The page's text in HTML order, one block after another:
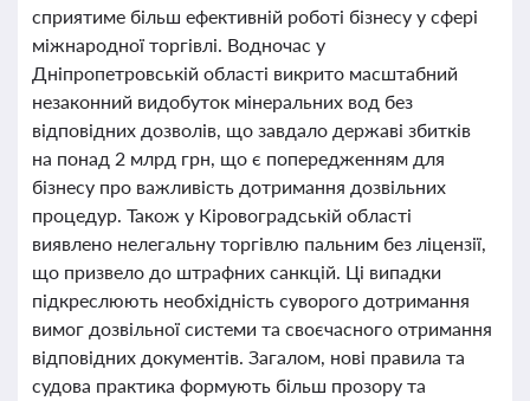
сприятиме більш ефективній роботі бізнесу у сфері
міжнародної торгівлі. Водночас у
Дніпропетровській області викрито масштабний
незаконний видобуток мінеральних вод без
відповідних дозволів, що завдало державі збитків
на понад 2 млрд грн, що є попередженням для
бізнесу про важливість дотримання дозвільних
процедур. Також у Кіровоградській області
виявлено нелегальну торгівлю пальним без ліцензії,
що призвело до штрафних санкцій. Ці випадки
підкреслюють необхідність суворого дотримання
вимог дозвільної системи та своєчасного отримання
відповідних документів. Загалом, нові правила та
судова практика формують більш прозору та